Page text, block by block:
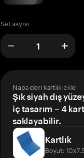
Set sayısı
Napa deri kartlık ekle
Şık siyah dış
iç tasarım – 4
saklayabilir.
Kartlık
Boyut: